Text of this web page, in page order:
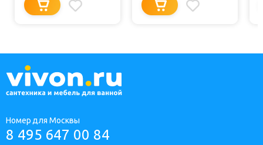
Номер для Москвы
8 495 647 00 84